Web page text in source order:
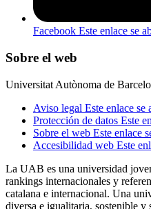
Facebook Este enlace se
Sobre el web
Universitat Autònoma de
Aviso legal Este enlace se
Protección de datos Este
Sobre el web Este enlace
Accesibilidad web Este
La UAB es una universidad
rankings internacionales y
catalana e internacional. Una
diversa e igualitaria, sostenible